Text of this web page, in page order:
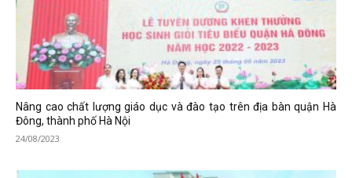
Nâng cao chất lượng giáo dục và đào tạo trên địa bàn quận Hà
Đông, thành phố Hà Nội
24/08/2023